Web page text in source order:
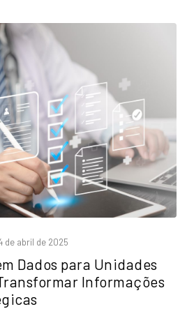
de abril de 2025
Dados para Unidades
Informações